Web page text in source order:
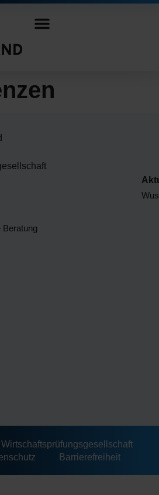
Beratung
Barrierefreiheit